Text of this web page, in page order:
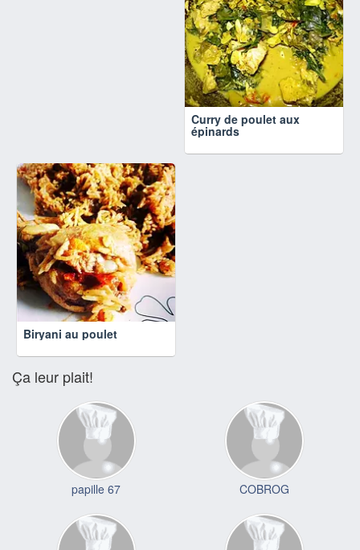
Curry de poulet aux
épinards
Biryani au poulet
Ça leur plait!
papille 67 COBROG